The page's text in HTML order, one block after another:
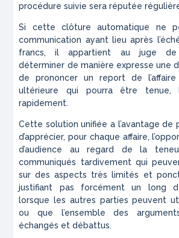
procédure suivie sera réputée
Si cette clôture automatique ne
communication ayant lieu après
francs, il appartient au juge de
déterminer de manière expresse une
de prononcer un report de
ultérieure qui pourra être tenue,
rapidement.
Cette solution unifiée a l’avantage de
d’apprécier, pour chaque affaire,
d’audience au regard de la
communiqués tardivement qui
sur des aspects très limités et
justifiant pas forcément un long
lorsque les autres parties peuvent
ou que l’ensemble des
échangés et débattus.